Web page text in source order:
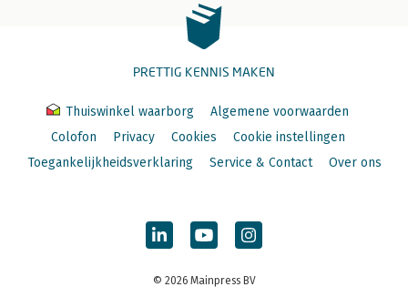
PRETTIG KENNIS MAKEN
Thuiswinkel waarborg
Algemene voorwaarden
Colofon
Privacy Cookies
Cookie instellingen
Toegankelijkheidsverklaring
Service & Contact Over ons
© 2026 Mainpress BV